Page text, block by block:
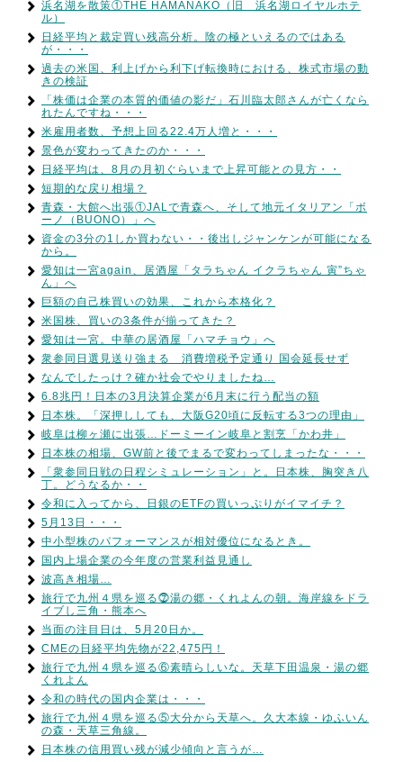
浜名湖を散策①THE HAMANAKO（旧 浜名湖ロイヤルホテ
ル）
日経平均と裁定買い残高分析。陰の極といえるのではある
が・・・
過去の米国、利上げから利下げ転換時における、株式市場の動
きの検証
「株価は企業の本質的価値の影だ」石川臨太郎さんが亡くなら
れたんですね・・・
米雇用者数、予想上回る22.4万人増と・・・
景色が変わってきたのか・・・
日経平均は、8月の月初ぐらいまで上昇可能との見方・・
短期的な戻り相場？
青森・大館へ出張①JALで青森へ、そして地元イタリアン「ボ
ーノ（BUONO）」へ
資金の3分の1しか買わない・・後出しジャンケンが可能になる
から。
愛知は一宮again、居酒屋「タラちゃん イクラちゃん 寅”ちゃ
ん」へ
巨額の自己株買いの効果、これから本格化？
米国株、買いの3条件が揃ってきた？
愛知は一宮。中華の居酒屋「ハマチョウ」へ
衆参同日選見送り強まる 消費増税予定通り 国会延長せず
なんでしたっけ？確か社会でやりましたね…
6.8兆円！日本の3月決算企業が6月末に行う配当の額
日本株。「深押ししても、大阪G20頃に反転する3つの理由」
岐阜は柳ヶ瀬に出張…ドーミーイン岐阜と割烹「かわ井」
日本株の相場、GW前と後でまるで変わってしまったな・・・
「衆参同日戦の日程シミュレーション」と。日本株、胸突き八
丁。どうなるか・・
令和に入ってから、日銀のETFの買いっぷりがイマイチ？
5月13日・・・
中小型株のパフォーマンスが相対優位になるとき。
国内上場企業の今年度の営業利益見通し
波高き相場…
旅行で九州４県を巡る⓻湯の郷・くれよんの朝。海岸線をドラ
イブし三角・熊本へ
当面の注目日は、5月20日か。
CMEの日経平均先物が22,475円！
旅行で九州４県を巡る⑥素晴らしいな。天草下田温泉・湯の郷
くれよん
令和の時代の国内企業は・・・
旅行で九州４県を巡る⑤大分から天草へ。久大本線・ゆふいん
の森・天草三角線。
日本株の信用買い残が減少傾向と言うが…